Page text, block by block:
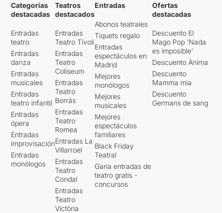
Categorías
destacadas
Entradas
teatro
Entradas
danza
Entradas
musicales
Entradas
teatro infantil
Entradas
ópera
Entradas
improvisación
Entradas
monólogos
Teatros
destacados
Entradas
Teatro Tívoli
Entradas
Teatro
Coliseum
Entradas
Teatro
Borrás
Entradas
Teatro
Romea
Entradas La
Villarroel
Entradas
Teatro
Condal
Entradas
Teatro
Victòria
Entradas
Abonos teatrales
Tiquets regalo
Entradas
espectáculos en
Madrid
Mejores
monólogos
Mejores
musicales
Mejores
espectáculos
familiares
Black Friday
Teatral
Gana entradas de
teatro gratis -
concursos
Ofertas
destacadas
Descuento El
Mago Pop 'Nada
es imposible'
Descuento Ànima
Descuento
Mamma mia
Descuento
Germans de sang